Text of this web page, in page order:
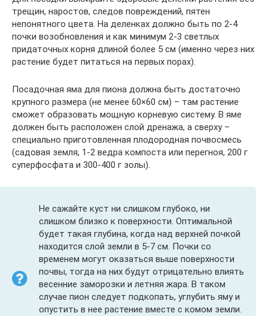
трещин, наростов, следов повреждений, пятен
непонятного цвета. На деленках должно быть по 2-4
почки возобновления и как минимум 2-3 светлых
придаточных корня длиной более 5 см (именно через них
растение будет питаться на первых порах).
Посадочная яма для пиона должна быть достаточно
крупного размера (не менее 60×60 см) – там растение
сможет образовать мощную корневую систему. В яме
должен быть расположен слой дренажа, а сверху –
специально приготовленная плодородная почвосмесь
(садовая земля, 1-2 ведра компоста или перегноя, 200 г
суперфосфата и 300-400 г золы).
Не сажайте куст ни слишком глубоко, ни
слишком близко к поверхности. Оптимальной
будет такая глубина, когда над верхней почкой
находится слой земли в 5-7 см. Почки со
временем могут оказаться выше поверхности
почвы, тогда на них будут отрицательно влиять
весенние заморозки и летняя жара. В таком
случае пион следует подкопать, углубить яму и
опустить в нее растение вместе с комом земли.